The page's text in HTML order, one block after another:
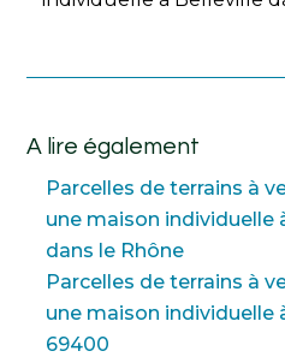
A lire également
Parcelles de terrains à
une maison individuelle
dans le Rhône
Parcelles de terrains à
une maison individuelle
69400